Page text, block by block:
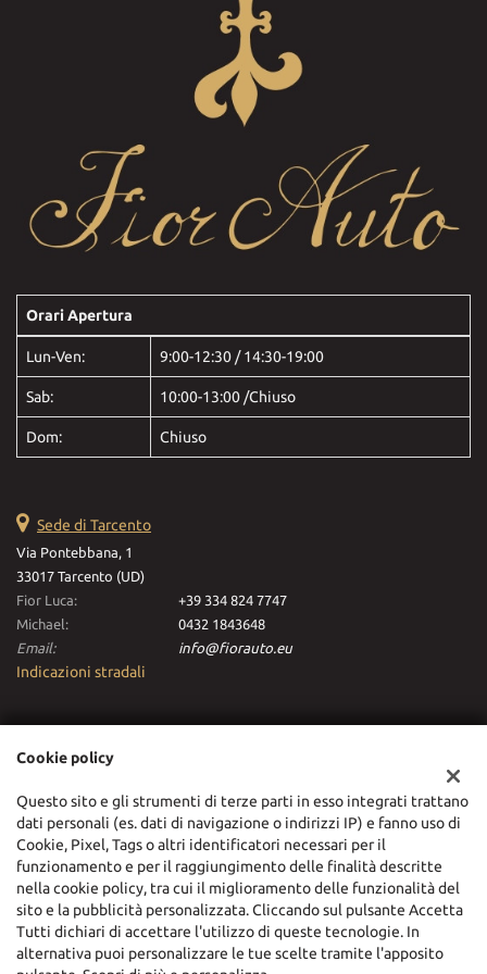
Orari Apertura
Lun-Ven: 9:00-12:30 / 14:30-19:00
Sab: 10:00-13:00 /Chiuso
Dom: Chiuso
Sede di Tarcento
Via Pontebbana, 1
33017 Tarcento (UD)
Fior Luca:
+39 334 824 7747
Michael:
0432 1843648
Email:
info@fiorauto.eu
Indicazioni stradali
Dati fiscali:
Via Pontebbana, 1, Tarcento (UD)
C.F/P.IVA:03116630306
Registro delle imprese:UD
Cookie policy
Questo sito e gli strumenti di terze parti in esso integrati trattano
dati personali (es. dati di navigazione o indirizzi IP) e fanno uso di
Cookie, Pixel, Tags o altri identificatori necessari per il
funzionamento e per il raggiungimento delle finalità descritte
nella cookie policy, tra cui il miglioramento delle funzionalità del
sito e la pubblicità personalizzata. Cliccando sul pulsante Accetta
Tutti dichiari di accettare l'utilizzo di queste tecnologie. In
alternativa puoi personalizzare le tue scelte tramite l'apposito